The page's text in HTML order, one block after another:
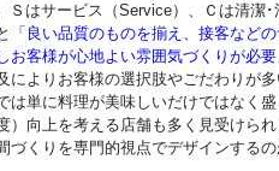
Ｓはサービス（Service）、Ｃは清潔
「良い品質のものを揃え、接客など
お客様が心地よい雰囲気づくりが必要
によりお客様の選択肢やごだわりが
は単に料理が美味しいだけではなく
）向上を考える店舗も多く見受けられ
づくりを専門的視点でデザインする